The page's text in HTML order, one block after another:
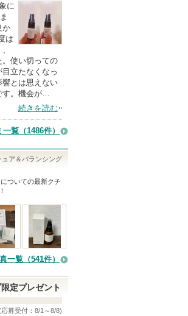
に
か
は
。使い切っての
立たなくなっ
響とは思えない
。機会が…
続きを読む
一覧 （1486件）
ュア＆バランシング
についての最新クチ
一覧（541件）
定プレゼント
応募受付：8/1～8/8)